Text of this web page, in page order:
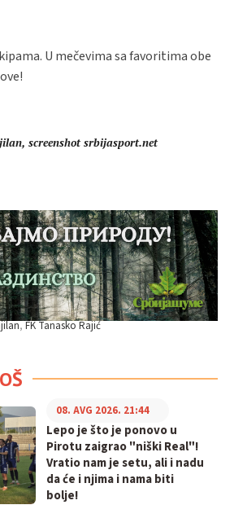
U mečevima sa favoritima obe
screenshot srbijasport.net
FK Tanasko Rajić
Lepo je što je ponovo u
Pirotu zaigrao "niški Real"!
Vratio nam je setu, ali i nadu
da će i njima i nama biti
bolje!
08. AVG 2026. 21:44